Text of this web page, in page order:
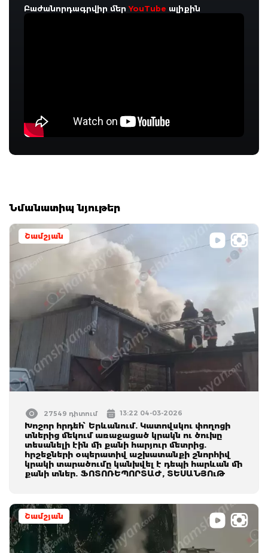
Բաժանորդագրվիր մերYouTube ալիքին
Նմանատիպ նյութեր
Շամշյան
27549 դիտում 13:22 04-03-2026
Խոշոր հրդեհ՝ Երևանում. Կատովսկու փողոցի
տներից մեկում առաջացած կրակն ու ծուխը
տեսանելի էին մի քանի հարյուր մետրից.
հրշեջների օպերատիվ աշխատանքի շնորհիվ
կրակի տարածումը կանխվել է դեպի հարևան մի
քանի տներ. ՖՈՏՈՌԵՊՈՐՏԱԺ, ՏԵՍԱՆՅՈւԹ
Շամշյան